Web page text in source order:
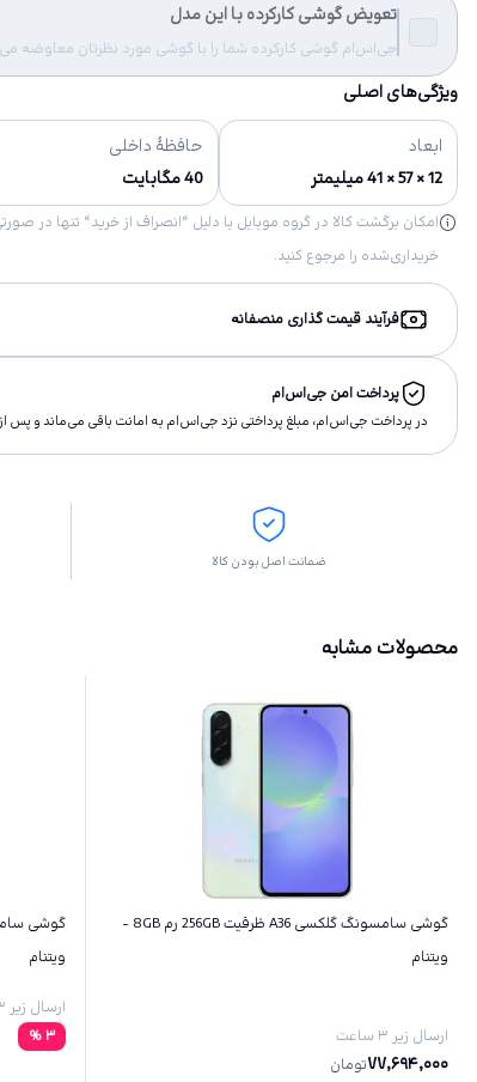
تعویض گوشی کارکرده با این مدل
جی‌اس‌ام گوشی کارکرده شما را با گوشی مورد نظرتان معاوضه
ویژگی‌های اصلی
ابعاد
12 × 57 × 41 میلیمتر
حافظهٔ داخلی
40 مگابایت
خریداری‌شده را مرجوع کنید.
فرآیند قیمت گذاری منصفانه
پرداخت امن جی‌اس‌ام
در پرداخت جی‌اس‌ام، مبلغ پرداختى نزد جی‌اس‌ام به امانت باقى مى‌ماند و پس
ضمانت اصل بودن کالا
محصولات مشابه
گوشی سامسونگ گلکسی A36 ظرفیت 256GB رم 8GB -
ویتنام
ارسال زیر ۳ ساعت
77,694,000تومان
ویتنام
ارسال زیر ۳ ساعت
3
%